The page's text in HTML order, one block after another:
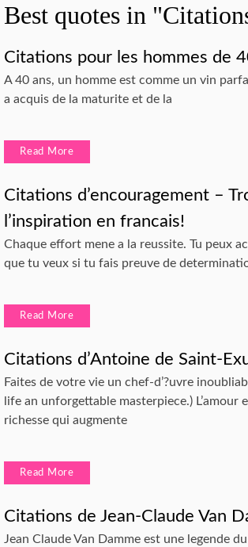
Best quotes in
Citations pour les hommes de
A 40 ans, un homme est comme un vin
a acquis de la maturite et de la
Read More
Citations d’encouragement –
l’inspiration en francais!
Chaque effort mene a la reussite. Tu peux
que tu veux si tu fais preuve de
Read More
Citations d’Antoine de Saint-
Faites de votre vie un chef-d’?uvre
life an unforgettable masterpiece.) L’amour
richesse qui augmente
Read More
Citations de Jean-Claude Van
Jean Claude Van Damme est une legende